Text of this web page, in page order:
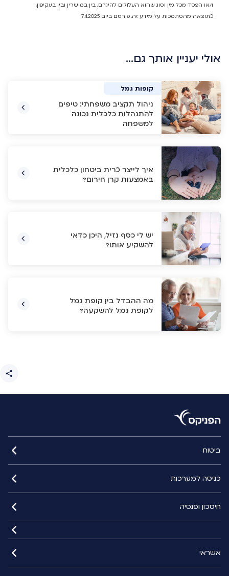
ו/או הפסד מכל מין וסוג שהוא העלולים להיגרם, בין במישרין ובין בעקיפין,
כתוצאה מהסתמכות על מידע זה. פורסם ביום 7.4.2025.
אולי יעניין אותך גם…
קופות גמל
ניהול תקציב משפחתי: טיפים
להתנהלות כלכלית נכונה
למשפחה
קופות גמל
איך לייצר כרית ביטחון כלכלית
באמצעות קרן חירום?
גמל להשקעה
יש לי כסף נזיל, היכן כדאי
להשקיע אותו?
קופות גמל
מה ההבדל בין קופת גמל
לקופת גמל להשקעה?
ביטוח
כניסה למערכות
חיסכון ופנסיה
אשראי